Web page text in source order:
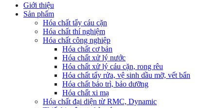
Giới thiệu
Sản phẩm
Hóa chất tẩy cáu cặn
Hóa chất thí nghiệm
Hóa chất công nghiệp
Hóa chất cơ bản
Hóa chất xử lý nước
Hóa chất xử lý cáu cặn, rong rêu
Hóa chất tẩy rửa, vệ sinh dầu mỡ, vết bẩn
Hóa chất bảo trì, bảo dưỡng
Hóa chất xi mạ
Hóa chất đại diện từ RMC, Dynamic